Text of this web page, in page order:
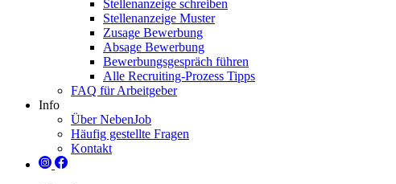
Stellenanzeige schreiben
Stellenanzeige Muster
Zusage Bewerbung
Absage Bewerbung
Bewerbungsgespräch führen
Alle Recruiting-Prozess Tipps
FAQ für Arbeitgeber
Info
Über NebenJob
Häufig gestellte Fragen
Kontakt